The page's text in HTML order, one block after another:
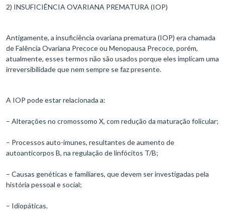
2) INSUFICIÊNCIA OVARIANA PREMATURA (IOP)
Antigamente, a insuficiência ovariana prematura (IOP) era chamada
de Falência Ovariana Precoce ou Menopausa Precoce, porém,
atualmente, esses termos não são usados porque eles implicam uma
irreversibilidade que nem sempre se faz presente.
A IOP pode estar relacionada a:
– Alterações no cromossomo X, com redução da maturação folicular;
– Processos auto-imunes, resultantes de aumento de
autoanticorpos B, na regulação de linfócitos T/B;
– Causas genéticas e familiares, que devem ser investigadas pela
história pessoal e social;
– Idiopáticas.